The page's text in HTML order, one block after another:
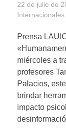
22 de julio de
Internacionales
Prensa
miércoles a
profesores
Palacios,
brindar
impacto